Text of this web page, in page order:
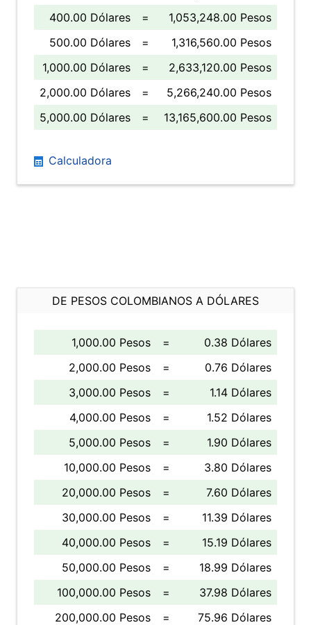
400.00 Dólares
=
1,053,248.00 Pesos
500.00 Dólares
=
1,316,560.00 Pesos
1,000.00 Dólares
=
2,633,120.00 Pesos
2,000.00 Dólares
=
5,266,240.00 Pesos
5,000.00 Dólares
= 13,165,600.00 Pesos
Calculadora
DE PESOS COLOMBIANOS A DÓLARES
1,000.00 Pesos =
0.38 Dólares
2,000.00 Pesos
=
0.76 Dólares
3,000.00 Pesos
=
1.14 Dólares
4,000.00 Pesos
=
1.52 Dólares
5,000.00 Pesos
=
1.90 Dólares
10,000.00 Pesos
=
3.80 Dólares
20,000.00 Pesos
=
7.60 Dólares
30,000.00 Pesos
=
11.39 Dólares
40,000.00 Pesos
=
15.19 Dólares
50,000.00 Pesos
=
18.99 Dólares
100,000.00 Pesos
=
37.98 Dólares
200,000.00 Pesos
= 75.96 Dólares